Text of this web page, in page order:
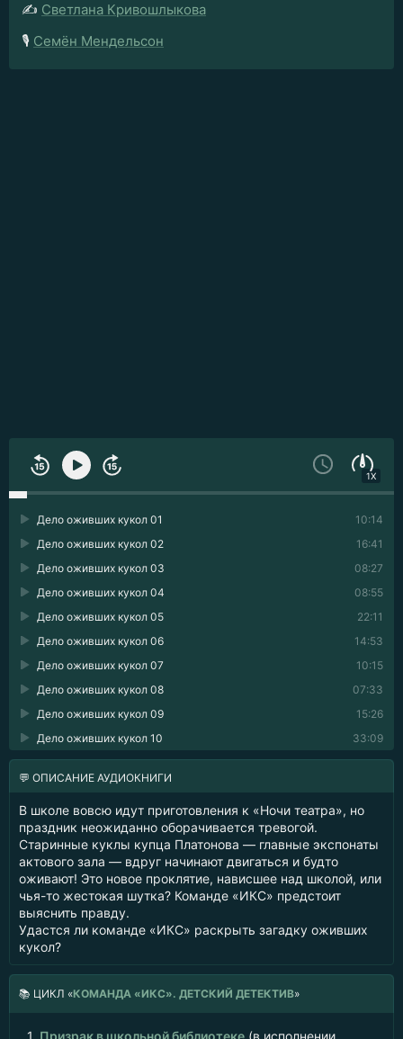
✍️ Светлана Кривошлыкова
🎙️ Семён Мендельсон
1X
10:14
Дело оживших кукол 01
16:41
Дело оживших кукол 02
08:27
Дело оживших кукол 03
08:55
Дело оживших кукол 04
22:11
Дело оживших кукол 05
14:53
Дело оживших кукол 06
10:15
Дело оживших кукол 07
07:33
Дело оживших кукол 08
15:26
Дело оживших кукол 09
33:09
Дело оживших кукол 10
💬 ОПИСАНИЕ АУДИОКНИГИ
В школе вовсю идут приготовления к «Ночи театра», но
праздник неожиданно оборачивается тревогой.
Старинные куклы купца Платонова — главные экспонаты
актового зала — вдруг начинают двигаться и будто
оживают! Это новое проклятие, нависшее над школой, или
чья-то жестокая шутка? Команде «ИКС» предстоит
выяснить правду.
Удастся ли команде «ИКС» раскрыть загадку оживших
кукол?
📚 ЦИКЛ «КОМАНДА «ИКС». ДЕТСКИЙ ДЕТЕКТИВ»
1. Призрак в школьной библиотеке (в исполнении